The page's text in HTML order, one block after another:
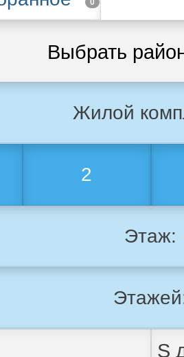
0
Выбрать
Жилой
2
Этаж: